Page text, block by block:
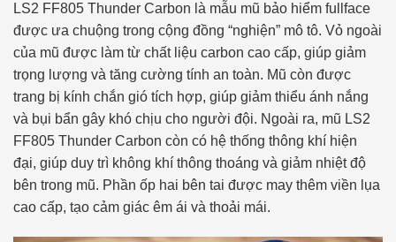
LS2 FF805 Thunder Carbon là mẫu mũ bảo hiểm fullface
được ưa chuộng trong cộng đồng “nghiện” mô tô. Vỏ ngoài
của mũ được làm từ chất liệu carbon cao cấp, giúp giảm
trọng lượng và tăng cường tính an toàn. Mũ còn được
trang bị kính chắn gió tích hợp, giúp giảm thiểu ánh nắng
và bụi bẩn gây khó chịu cho người đội. Ngoài ra, mũ LS2
FF805 Thunder Carbon còn có hệ thống thông khí hiện
đại, giúp duy trì không khí thông thoáng và giảm nhiệt độ
bên trong mũ. Phần ốp hai bên tai được may thêm viền lụa
cao cấp, tạo cảm giác êm ái và thoải mái.